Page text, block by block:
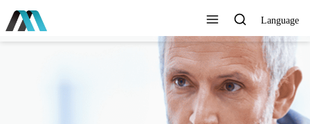
Language